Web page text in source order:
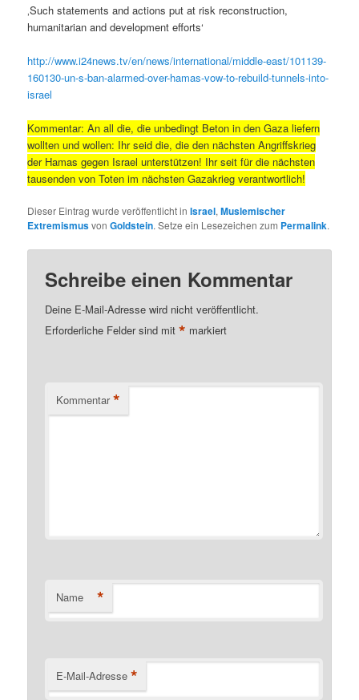
‚Such statements and actions put at risk reconstruction,
humanitarian and development efforts‘
http://www.i24news.tv/en/news/international/middle-east/101139-
160130-un-s-ban-alarmed-over-hamas-vow-to-rebuild-tunnels-into-
israel
Kommentar: An all die, die unbedingt Beton in den Gaza liefern
wollten und wollen: Ihr seid die, die den nächsten Angriffskrieg
der Hamas gegen Israel unterstützen! Ihr seit für die nächsten
tausenden von Toten im nächsten Gazakrieg verantwortlich!
Dieser Eintrag wurde veröffentlicht inIsrael,Muslemischer
ExtremismusvonGoldstein. Setze ein Lesezeichen zum Permalink.
Schreibe einen Kommentar
Deine E-Mail-Adresse wird nicht veröffentlicht.
Erforderliche Felder sind mit* markiert
Kommentar *
Name *
E-Mail-Adresse *